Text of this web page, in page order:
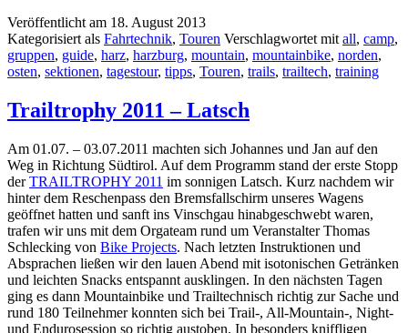
Veröffentlicht am 18. August 2013
Kategorisiert als Fahrtechnik, Touren Verschlagwortet mit all, camp,
gruppen, guide, harz, harzburg, mountain, mountainbike, norden,
osten, sektionen, tagestour, tipps, Touren, trails, trailtech, training
Trailtrophy 2011 – Latsch
Am 01.07. – 03.07.2011 machten sich Johannes und Jan auf den
Weg in Richtung Südtirol. Auf dem Programm stand der erste Stopp
derTRAILTROPHY 2011 im sonnigen Latsch. Kurz nachdem wir
hinter dem Reschenpass den Bremsfallschirm unseres Wagens
geöffnet hatten und sanft ins Vinschgau hinabgeschwebt waren,
trafen wir uns mit dem Orgateam rund um Veranstalter Thomas
Schlecking von Bike Projects. Nach letzten Instruktionen und
Absprachen ließen wir den lauen Abend mit isotonischen Getränken
und leichten Snacks entspannt ausklingen. In den nächsten Tagen
ging es dann Mountainbike und Trailtechnisch richtig zur Sache und
rund 180 Teilnehmer konnten sich bei Trail-, All-Mountain-, Night-
und Endurosession so richtig austoben. In besonders kniffligen